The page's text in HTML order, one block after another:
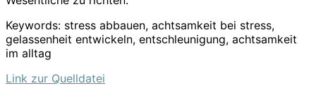
Keywords: stress abbauen, achtsamkeit bei stress,
gelassenheit entwickeln, entschleunigung, achtsamkeit
im alltag
Link zur Quelldatei